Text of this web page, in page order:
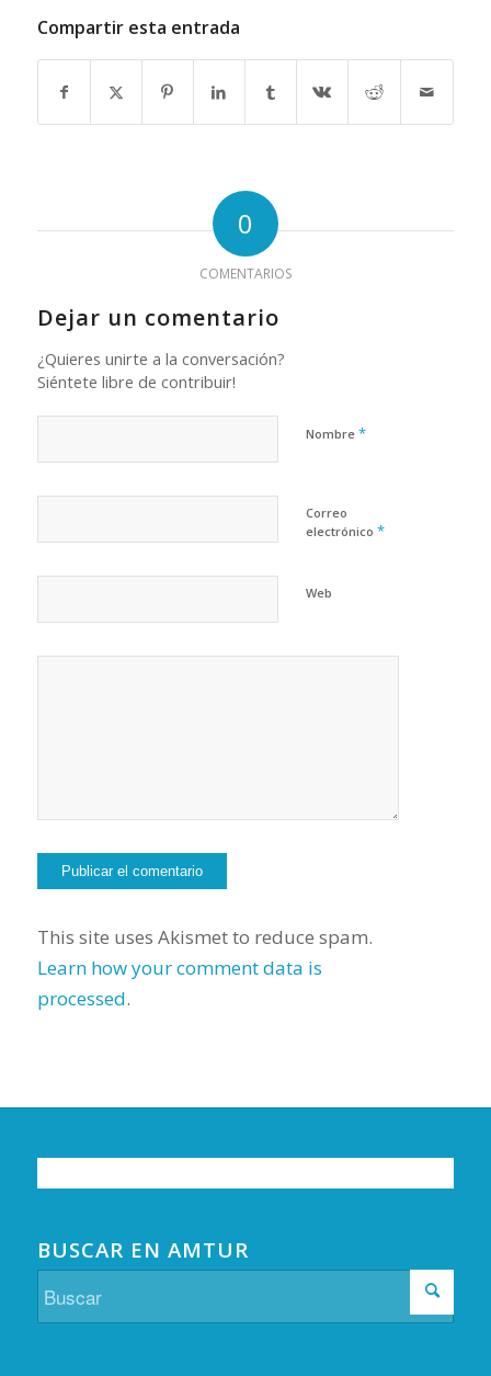
Compartir esta entrada
0
COMENTARIOS
Dejar un comentario
¿Quieres unirte a la conversación?
Siéntete libre de contribuir!
Nombre *
Correo
electrónico *
Web
This site uses Akismet to reduce spam.
Learn how your comment data is
processed.
BUSCAR EN AMTUR